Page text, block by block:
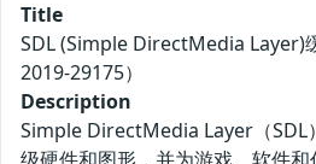
Title
SDL (Simple DirectMedia Layer)
2019-29175）
Description
Simple DirectMedia Layer（SDL